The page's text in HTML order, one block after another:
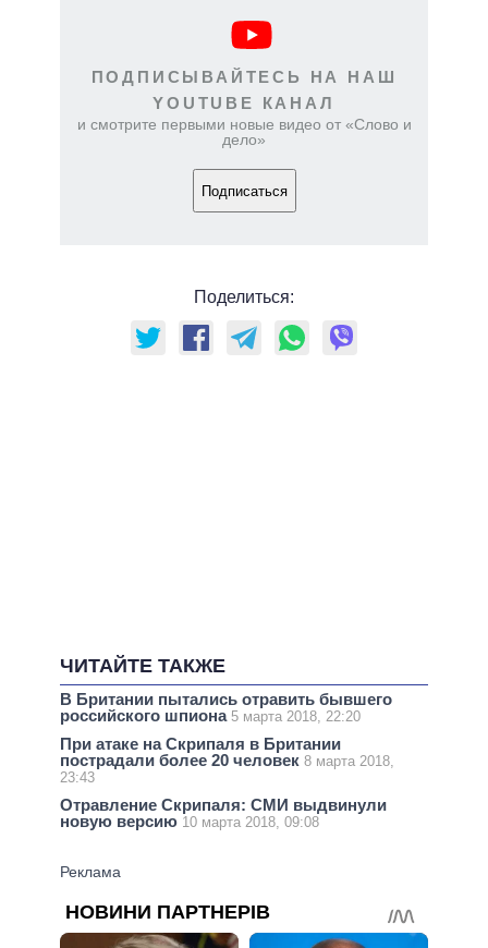
ПОДПИСЫВАЙТЕСЬ НА НАШ
YOUTUBE КАНАЛ
и смотрите первыми новые видео от «Слово и
дело»
Подписаться
Поделиться:
ЧИТАЙТЕ ТАКЖЕ
В Британии пытались отравить бывшего
российского шпиона 5 марта 2018, 22:20
При атаке на Скрипаля в Британии
пострадали более 20 человек 8 марта 2018,
23:43
Отравление Скрипаля: СМИ выдвинули
новую версию 10 марта 2018, 09:08